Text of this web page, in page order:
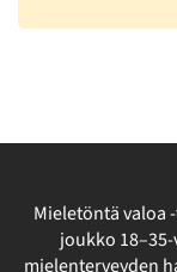
Mieletöntä valoa
joukko
mielenterveyden